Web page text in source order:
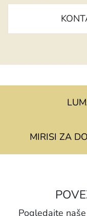
MIRISI ZA
Pogledajte